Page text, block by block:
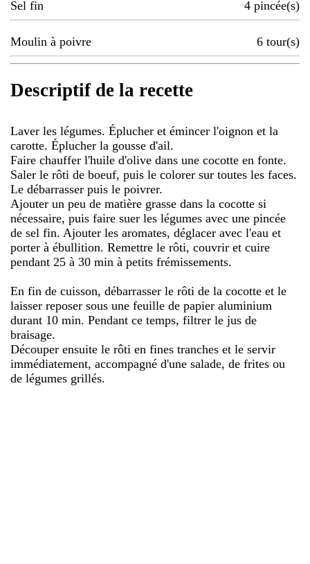
Sel fin 4 pincée(s)
Moulin à poivre 6 tour(s)
Descriptif de la recette
Laver les légumes. Éplucher et émincer l'oignon et la
carotte. Éplucher la gousse d'ail.
Faire chauffer l'huile d'olive dans une cocotte en fonte.
Saler le rôti de boeuf, puis le colorer sur toutes les faces.
Le débarrasser puis le poivrer.
Ajouter un peu de matière grasse dans la cocotte si
nécessaire, puis faire suer les légumes avec une pincée
de sel fin. Ajouter les aromates, déglacer avec l'eau et
porter à ébullition. Remettre le rôti, couvrir et cuire
pendant 25 à 30 min à petits frémissements.
En fin de cuisson, débarrasser le rôti de la cocotte et le
laisser reposer sous une feuille de papier aluminium
durant 10 min. Pendant ce temps, filtrer le jus de
braisage.
Découper ensuite le rôti en fines tranches et le servir
immédiatement, accompagné d'une salade, de frites ou
de légumes grillés.